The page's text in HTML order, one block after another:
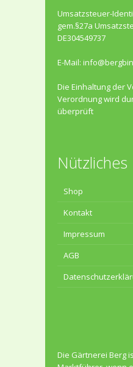
Umsatzsteuer-
gem.§27a
DE304549737
E-Mail:
Die Einhaltung der
Verordnung wird
überprüft
Nützliches
Shop
Kontakt
Impressum
AGB
Die Gärtnerei Berg